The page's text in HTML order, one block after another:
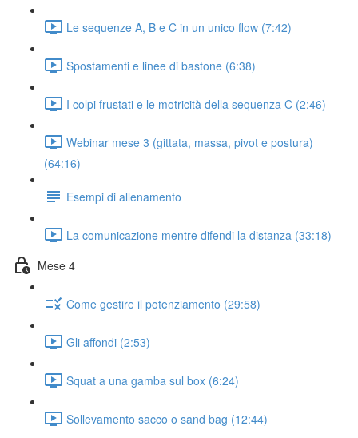
Le sequenze A, B e C in un unico flow (7:42)
Spostamenti e linee di bastone (6:38)
I colpi frustati e le motricità della sequenza C (2:46)
Webinar mese 3 (gittata, massa, pivot e postura)
(64:16)
Esempi di allenamento
La comunicazione mentre difendi la distanza (33:18)
Mese 4
Come gestire il potenziamento (29:58)
Gli affondi (2:53)
Squat a una gamba sul box (6:24)
Sollevamento sacco o sand bag (12:44)